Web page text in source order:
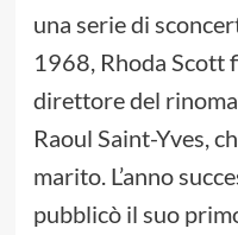
una serie di
1968, Rhoda Scott
direttore del
Raoul Saint-Yves,
marito. L’anno
pubblicò il suo